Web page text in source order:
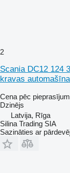
2
Scania DC12 124
kravas
Cena pēc
Dzinējs
Latvija, Rīga
Silina Trading SIA
Sazināties ar